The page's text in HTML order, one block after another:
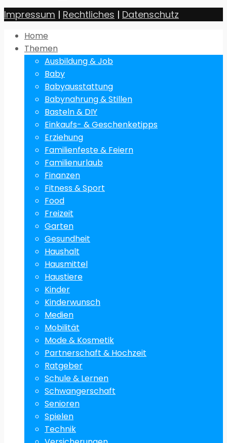
Impressum | Rechtliches | Datenschutz
Home
Themen
Ausbildung & Job
Baby
Babyausstattung
Babynahrung & Stillen
Basteln & DIY
Einkaufs- & Geschenketipps
Erziehung
Familienfeste & Feiern
Familienurlaub
Finanzen
Fitness & Sport
Food
Freizeit
Garten
Gesundheit
Haushalt
Hausmittel
Haustiere
Kinder
Kinderwunsch
Medien
Mobilität
Mode & Kosmetik
Partnerschaft & Hochzeit
Ratgeber
Schule & Lernen
Schwangerschaft
Senioren
Spielen
Technik